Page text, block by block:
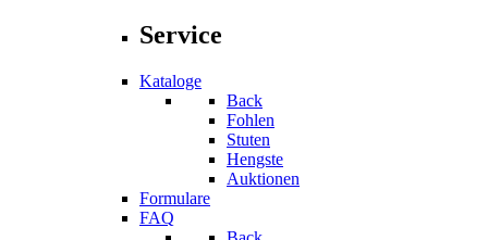
Service
Kataloge
Back
Fohlen
Stuten
Hengste
Auktionen
Formulare
FAQ